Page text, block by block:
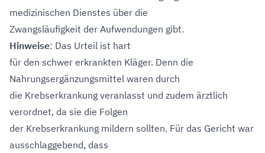
medizinischen Dienstes über die
Zwangsläufigkeit der Aufwendungen gibt.
Hinweise: Das Urteil ist hart
für den schwer erkrankten Kläger. Denn die
Nahrungsergänzungsmittel waren durch
die Krebserkrankung veranlasst und zudem ärztlich
verordnet, da sie die Folgen
der Krebserkrankung mildern sollten. Für das Gericht war
ausschlaggebend, dass